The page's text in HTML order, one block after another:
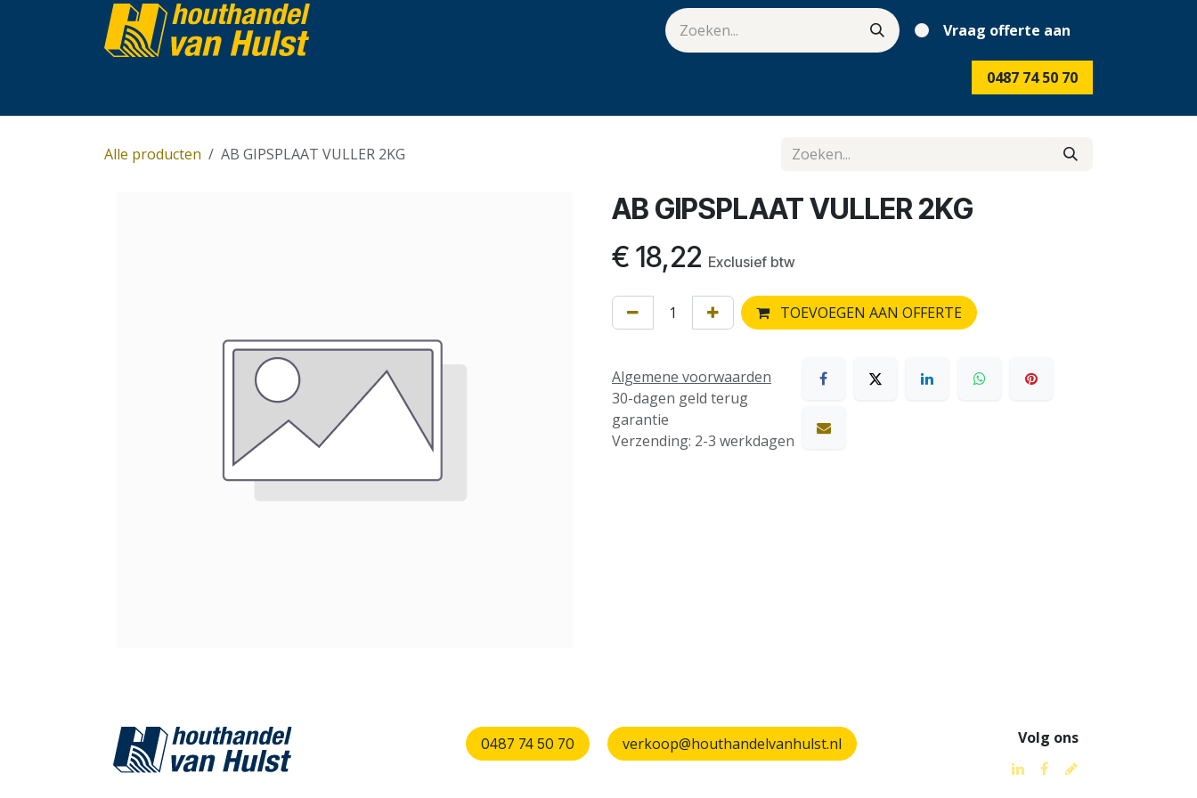
Overslaan naar inhoud
Vraag offerte aan
0487 74 50 70
Alle producten AB GIPSPLAAT VULLER 2KG
AB GIPSPLAAT VULLER 2KG
€ 18,22 Exclusief btw
TOEVOEGEN AAN OFFERTE
Algemene voorwaarden
30-dagen geld terug
garantie
Verzending: 2-3 werkdagen
verkoop@houthandelvanhulst.nl Volg ons
0487 74 50 70